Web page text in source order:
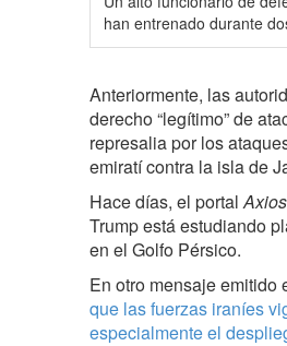
han entrenado durante
Anteriormente, las
derecho “legítimo” de
represalia por los
emiratí contra la isla de
Hace días, el portalAxios
Trump está estudiando
en el Golfo Pérsico.
En otro mensaje emitido
que las fuerzas iraníes
especialmente el